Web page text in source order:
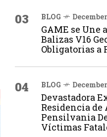
03 BLOG
GAME se Une
Balizas V16
Obligatorias a
04 BLOG
Devastadora
Residencia de
Pensilvania
Víctimas